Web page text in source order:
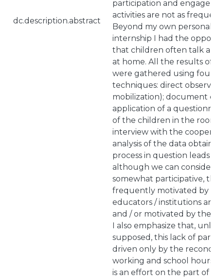
dc.description.abstract
participation and
activities are not as
Beyond my own personal
internship I had the
that children often talk
at home. All the results of
were gathered using four
techniques: direct
mobilization); document
application of a
of the children in the
interview with the
analysis of the data
process in question leads
although we can consider
somewhat participative,
frequently motivated by
educators / institutions
and / or motivated by the
I also emphasize that,
supposed, this lack of
driven only by the
working and school hours.
is an effort on the part of